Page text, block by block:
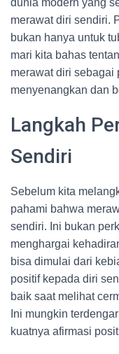
dunia modern yang
merawat diri sendiri.
bukan hanya untuk
mari kita bahas
merawat diri sebagai
menyenangkan dan
Langkah
Sendiri
Sebelum kita
pahami bahwa
sendiri. Ini bukan
menghargai
bisa dimulai dari
positif kepada diri
baik saat melihat
Ini mungkin
kuatnya afirmasi